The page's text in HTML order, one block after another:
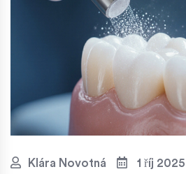
Klára Novotná 1 říj 2025